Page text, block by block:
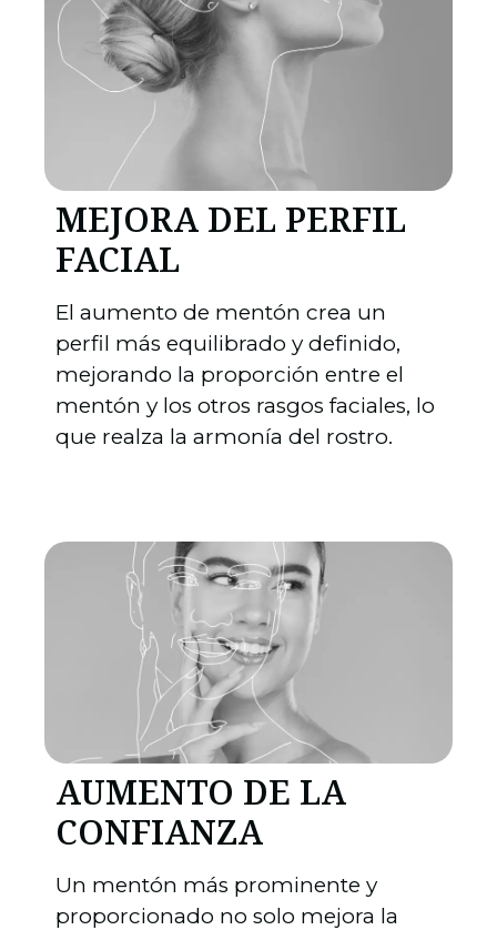
MEJORA DEL PERFIL
FACIAL
El aumento de mentón crea un
perfil más equilibrado y definido,
mejorando la proporción entre el
mentón y los otros rasgos faciales, lo
que realza la armonía del rostro.
AUMENTO DE LA
CONFIANZA
Un mentón más prominente y
proporcionado no solo mejora la